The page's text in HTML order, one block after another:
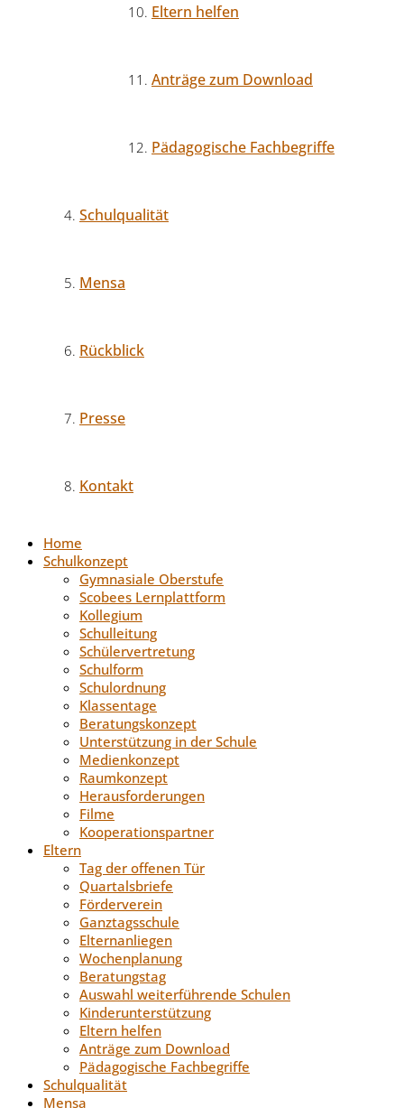
Eltern helfen
Anträge zum Download
Pädagogische Fachbegriffe
Schulqualität
Mensa
Rückblick
Presse
Kontakt
Home
Schulkonzept
Gymnasiale Oberstufe
Scobees Lernplattform
Kollegium
Schulleitung
Schülervertretung
Schulform
Schulordnung
Klassentage
Beratungskonzept
Unterstützung in der Schule
Medienkonzept
Raumkonzept
Herausforderungen
Filme
Kooperationspartner
Eltern
Tag der offenen Tür
Quartalsbriefe
Förderverein
Ganztagsschule
Elternanliegen
Wochenplanung
Beratungstag
Auswahl weiterführende Schulen
Kinderunterstützung
Eltern helfen
Anträge zum Download
Pädagogische Fachbegriffe
Schulqualität
Mensa